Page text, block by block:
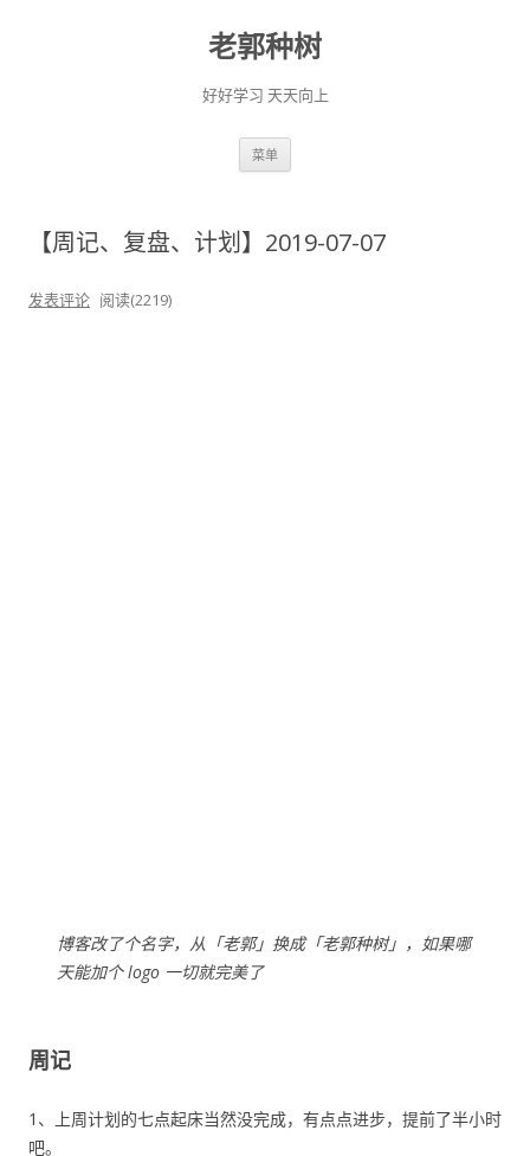
老郭种树
好好学习 天天向上
菜单
【周记、复盘、计划】2019-07-07
发表评论 阅读(2219)
博客改了个名字，从「老郭」换成「老郭种树」，如果哪
天能加个 logo 一切就完美了
周记
1、上周计划的七点起床当然没完成，有点点进步，提前了半小时
吧。